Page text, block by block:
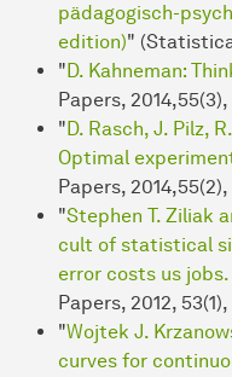
pädagogisch-
edition)"
"D. Kahneman:
Papers, 2014,55(3),
"D. Rasch, J. Pilz,
Optimal
Papers, 2014,55(2),
"Stephen T. Ziliak
cult of statistical
error costs us
Papers, 2012,
"Wojtek J.
curves for